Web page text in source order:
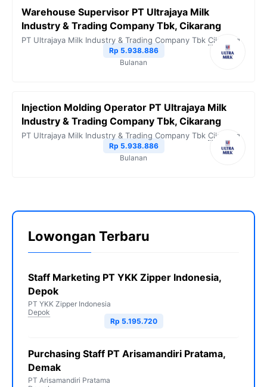
Warehouse Supervisor PT Ultrajaya Milk
Industry & Trading Company Tbk, Cikarang
PT Ultrajaya Milk Industry & Trading Company Tbk Cikarang
Rp 5.938.886
Bulanan
Injection Molding Operator PT Ultrajaya Milk
Industry & Trading Company Tbk, Cikarang
PT Ultrajaya Milk Industry & Trading Company Tbk Cikarang
Rp 5.938.886
Bulanan
Lowongan Terbaru
Staff Marketing PT YKK Zipper Indonesia,
Depok
PT YKK Zipper Indonesia
Depok
Rp 5.195.720
Purchasing Staff PT Arisamandiri Pratama,
Demak
PT Arisamandiri Pratama